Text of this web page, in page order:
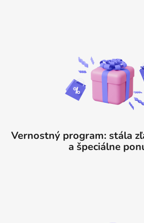
Vernostný program: stála
a špeciálne